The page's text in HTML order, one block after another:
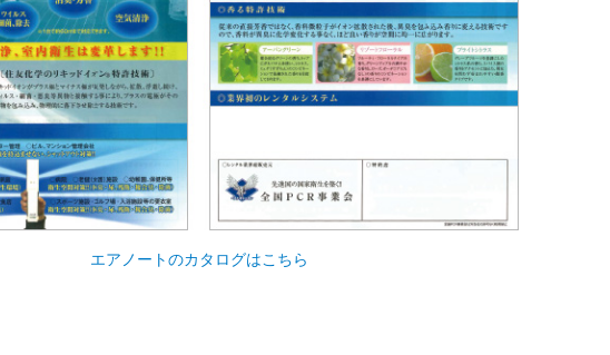
エアノートのカタログはこちら